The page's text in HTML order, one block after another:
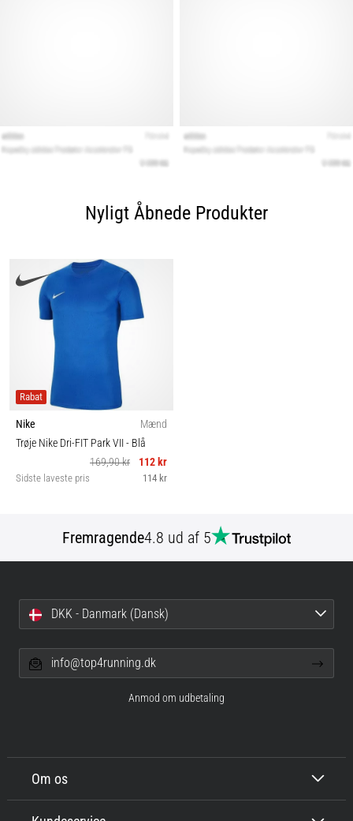
Nyligt Åbnede Produkter
Rabat
Nike
Mænd
Trøje Nike Dri-FIT Park VII- Blå
169,90 kr
112 kr
Sidste laveste pris 114 kr
Fremragende4.8 ud af 5
Om os
DKK - Danmark (Dansk)
info@top4running.dk
Anmod om udbetaling